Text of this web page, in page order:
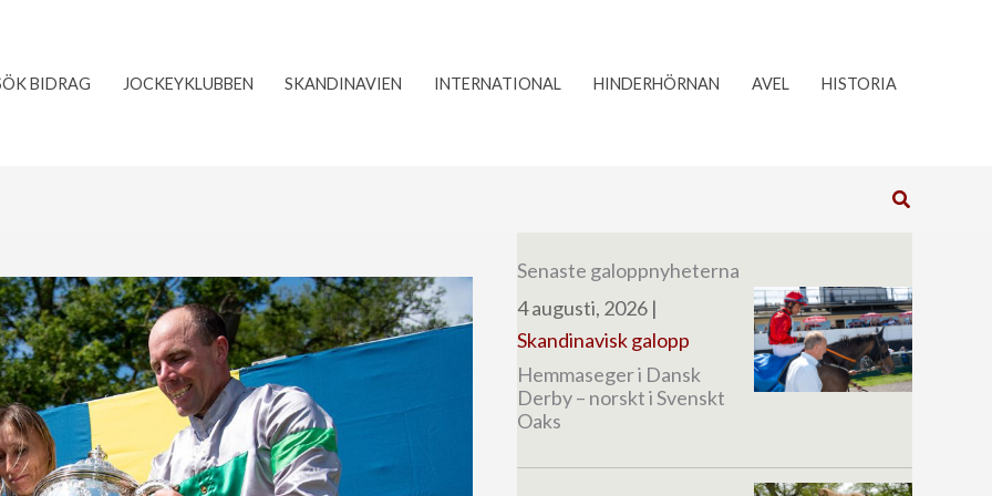
BIDRAG JOCKEYKLUBBEN SKANDINAVIEN INTERNATIONAL HINDERHÖRNAN AVEL HISTORIA
Sök
Senaste galoppnyheterna
4 augusti, 2026 |
Skandinavisk galopp
Hemmaseger i Dansk
Derby – norskt i Svenskt
Oaks